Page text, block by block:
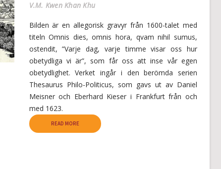
V.M. Kwen Khan Khu
Bilden är en allegorisk gravyr från 1600-talet med
titeln Omnis dies, omnis hora, qvam nihil sumus,
ostendit, ”Varje dag, varje timme visar oss hur
obetydliga vi är”, som får oss att inse vår egen
obetydlighet. Verket ingår i den berömda serien
Thesaurus Philo-Politicus, som gavs ut av Daniel
Meisner och Eberhard Kieser i Frankfurt från och
med 1623.
READ MORE